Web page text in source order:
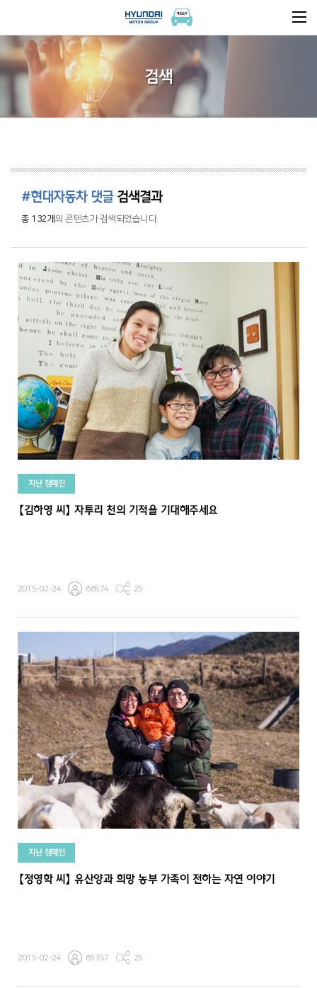
검색
#현대자동차 댓글검색결과
총 132개의 콘텐츠가 검색되었습니다.
지난 캠페인
【김하영 씨】 자투리 천의 기적을 기대해주세요
2015-02-24 66574 25
지난 캠페인
【정영학 씨】 유산양과 희망 농부 가족이 전하는 자연 이야기
2015-02-24 69357 25